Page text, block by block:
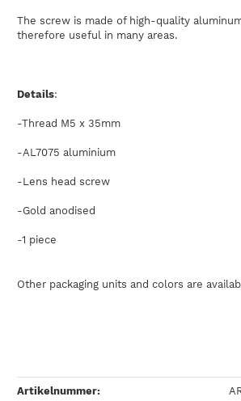
The screw is made of high-quality
therefore useful
in many areas.
Details:
-Thread M5 x 35mm
-AL7075 aluminium
-Lens head screw
-Gold anodised
-1 piece
Other packaging units and colors are
Artikelnummer: